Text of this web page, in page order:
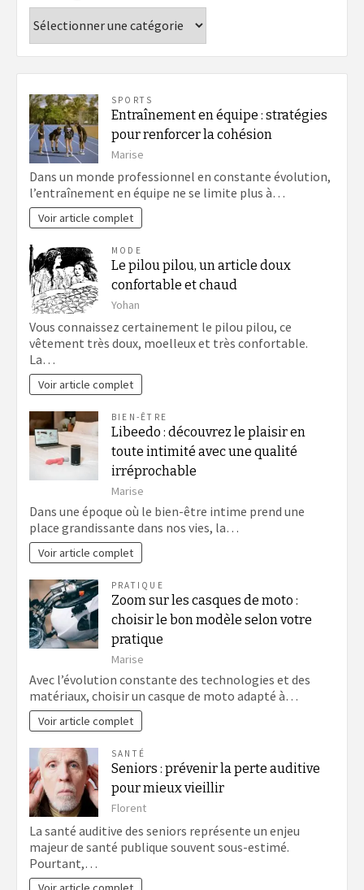
SPORTS
Entraînement en équipe : stratégies
pour renforcer la cohésion
Marise
Dans un monde professionnel en constante évolution,
l’entraînement en équipe ne se limite plus à…
Voir article complet
MODE
Le pilou pilou, un article doux
confortable et chaud
Yohan
Vous connaissez certainement le pilou pilou, ce
vêtement très doux, moelleux et très confortable.
La…
Voir article complet
BIEN-ÊTRE
Libeedo : découvrez le plaisir en
toute intimité avec une qualité
irréprochable
Marise
Dans une époque où le bien-être intime prend une
place grandissante dans nos vies, la…
Voir article complet
PRATIQUE
Zoom sur les casques de moto :
choisir le bon modèle selon votre
pratique
Marise
Avec l’évolution constante des technologies et des
matériaux, choisir un casque de moto adapté à…
Voir article complet
SANTÉ
Seniors : prévenir la perte auditive
pour mieux vieillir
Florent
La santé auditive des seniors représente un enjeu
majeur de santé publique souvent sous-estimé.
Pourtant,…